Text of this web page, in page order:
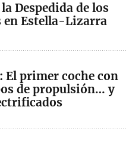
Despedida de los
en Estella-Lizarra
El primer coche con
de propulsión… y